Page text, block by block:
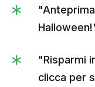
"Risparmi
clicca per